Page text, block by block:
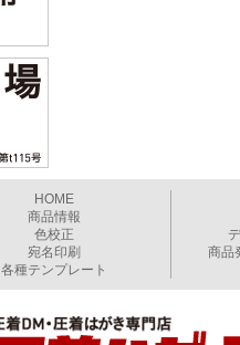
HOME
商品情報
色校正
宛名印刷
各種テンプレート
商品